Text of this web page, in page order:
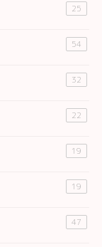
25
54
32
22
19
19
47